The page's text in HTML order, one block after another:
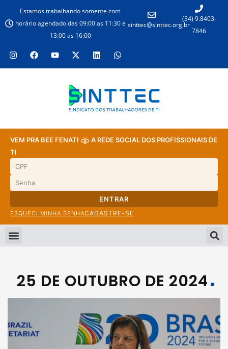
Estamos trabalhando somente com
horário agendado das 09:00 as 11:30 e
13:00 as 16:00
sinttec@sinttec.org.br
(34) 9.8403-
7846
VEM PRA BEE FENATI
A REDE SOCIAL DOS PROFISSIONAIS DE
TI
ENTRAR
ESQUECI MINHA SENHACADASTRE-SE
25 DE OUTUBRO DE 2024